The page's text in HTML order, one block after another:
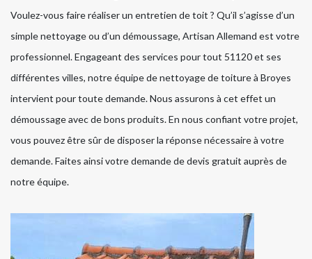
Voulez-vous faire réaliser un entretien de toit ? Qu’il s’agisse d’un
simple nettoyage ou d’un démoussage, Artisan Allemand est votre
professionnel. Engageant des services pour tout 51120 et ses
différentes villes, notre équipe de nettoyage de toiture à Broyes
intervient pour toute demande. Nous assurons à cet effet un
démoussage avec de bons produits. En nous confiant votre projet,
vous pouvez être sûr de disposer la réponse nécessaire à votre
demande. Faites ainsi votre demande de devis gratuit auprès de
notre équipe.